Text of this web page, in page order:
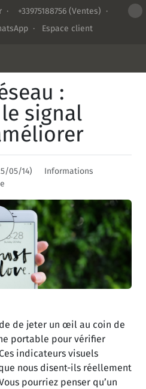
· +33975188756 (Ventes) ·
· Espace client
:
signal
05/14)
Informations
de jeter un œil au coin de
portable pour vérifier
indicateurs visuels
nous disent-ils réellement
pourriez penser qu’un